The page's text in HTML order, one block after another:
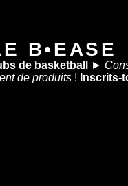
B•EASE
de basketball ►
de produits ! Inscrits-